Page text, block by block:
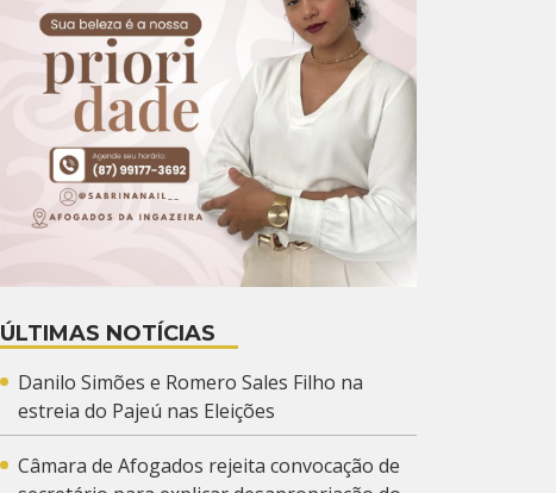
ÚLTIMAS NOTÍCIAS
Danilo Simões e Romero Sales Filho na
estreia do Pajeú nas Eleições
Câmara de Afogados rejeita convocação de